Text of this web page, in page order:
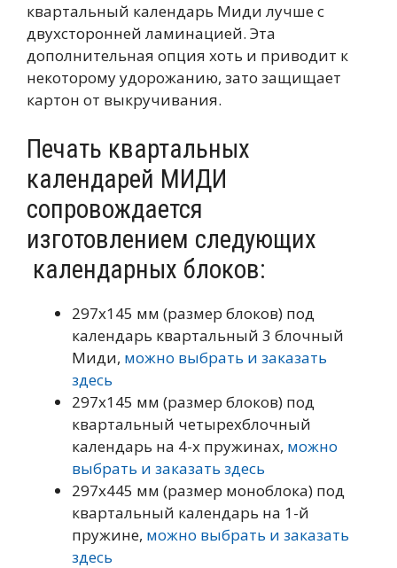
квартальный календарь Миди лучше с
двухсторонней ламинацией. Эта
дополнительная опция хоть и приводит к
некоторому удорожанию, зато защищает
картон от выкручивания.
Печать квартальных
календарей МИДИ
сопровождается
изготовлением следующих
календарных блоков:
297х145 мм (размер блоков) под
календарь квартальный 3 блочный
Миди, можно выбрать и заказать
здесь
297х145 мм (размер блоков) под
квартальный четырехблочный
календарь на 4-х пружинах, можно
выбрать и заказать здесь
297х445 мм (размер моноблока) под
квартальный календарь на 1-й
пружине, можно выбрать и заказать
здесь